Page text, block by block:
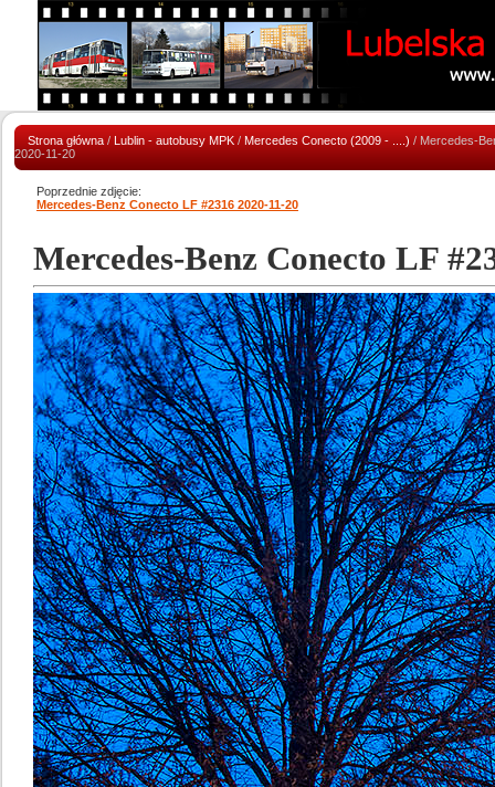
Strona główna / Lublin - autobusy MPK / Mercedes Conecto (2009 - ....) / Mercedes-
2020-11-20
Poprzednie zdjęcie:
Mercedes-Benz Conecto LF #2316 2020-11-20
Mercedes-Benz Conecto LF